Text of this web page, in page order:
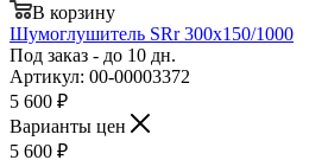
В корзину
Шумоглушитель SRr 300х150/1000
Под заказ - до 10 дн.
Артикул: 00-00003372
5 600 ₽
Варианты цен
5 600 ₽